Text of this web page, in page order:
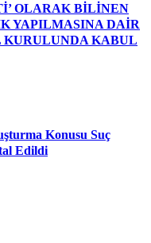
OLARAK BİLİNEN
YAPILMASINA DAİR
KABUL
Konusu Suç
Edildi